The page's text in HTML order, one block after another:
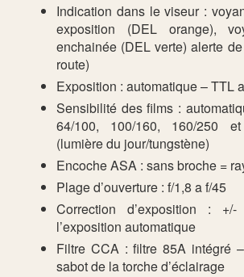
Indication dans le viseur :
exposition (DEL orange),
enchainée (DEL verte) alerte
route)
Exposition : automatique – TTL
Sensibilité des films :
64/100, 100/160, 160/250
(lumière du jour/tungstène)
Encoche ASA : sans broche =
Plage d’ouverture : f/1,8 a f/45
Correction d’exposition :
l’exposition automatique
Filtre CCA : filtre 85A intégré
sabot de la torche d’éclairage